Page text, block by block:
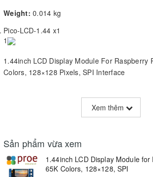
Weight: 0.014 kg
Pico-LCD-1.44 x1
1
1.44inch LCD Display Module For Raspberry
Colors, 128×128 Pixels, SPI Interface
Embedded ST7735S Driver, Using SPI Bus
Size 1.44"
Xem thêm
Sản phẩm vừa xem
1.44inch LCD Display Module
65K Colors, 128×128, SPI